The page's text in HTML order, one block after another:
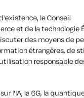
le Conseil
et de la technologie
des moyens de
étrangères, de
responsable
l'IA, la 6G, la